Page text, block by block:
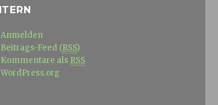
Anmelden
Beitrags-Feed (RSS)
Kommentare als RSS
WordPress.org